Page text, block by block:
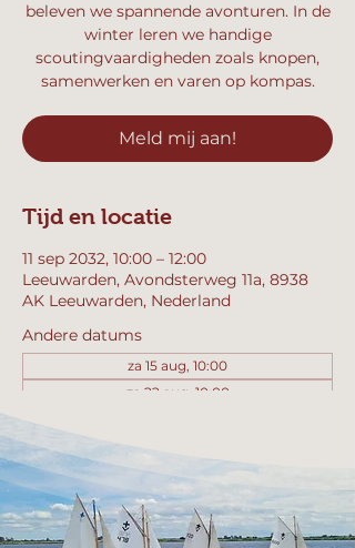
beleven we spannende avonturen. In de
winter leren we handige
scoutingvaardigheden zoals knopen,
samenwerken en varen op kompas.
Meld mij aan!
Tijd en locatie
11 sep 2032, 10:00 – 12:00
Leeuwarden, Avondsterweg 11a, 8938
AK Leeuwarden, Nederland
Andere datums
za 15 aug, 10:00
za 22 aug, 10:00
Bekijk alle 357 datums
Meld mij aan!